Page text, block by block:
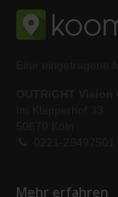
Mehr erfahren